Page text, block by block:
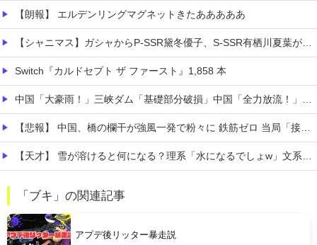
【朗報】 エルデンリングマグネットきたあああああ
【シャニマス】ガシャからP-SSR黛冬優子、S-SSR有栖川夏葉が登場！イベントS-SR福丸小糸！
Switch『カルドセプト ザ ファースト』1,858 本
中国「大豪雨！」三峡ダム「基礎部分破損」中国「全力放流！」台風13号「中国上陸予測」台風15号「中国接近（画像」中国「台風同時上陸！（穀物生産が壊滅危機」→
【悲報】 中国、橋の欄干が強風一発で粉々に 鉄筋ゼロ 当局「接着剤でくっつけただけ」「正常で、品質問題はない」
【天才】 雪が溶けると何になる？理系「水になるでしょw」文系ワイ「はぁ～…」→結果ｗｗｗ
【悲報】 ロシアさん、国民の財産を没収しはじめるｗｗｗｗｗ
「ブキ」の関連記事
アプデ後リッター暴走説